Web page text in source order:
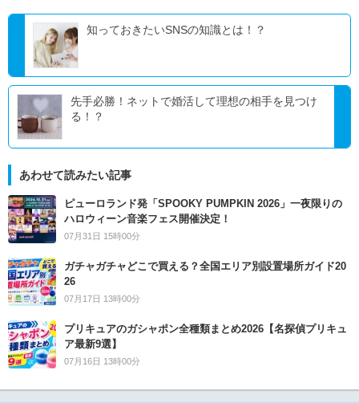
知っておきたいSNSの知識とは！？
先手必勝！ネットで婚活して理想の相手を見つけ
る！？
あわせて読みたい記事
ピューロランド発「SPOOKY PUMPKIN 2026」一夜限りの
ハロウィーン音楽フェス開催決定！
07月31日 15時00分
ガチャガチャどこで買える？全国エリア別設置場所ガイド20
26
07月17日 13時00分
プリキュアのガシャポン全種類まとめ2026【名探偵プリキュ
ア最新9選】
07月16日 13時00分